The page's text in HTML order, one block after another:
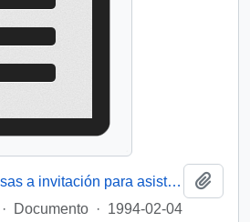
[Agradece y da excusas a invitación para asistir a la inauguración del salón- teatro y de los talleres habilitados en la Cárcel de Valparaíso]
· Documento · 1994-02-04